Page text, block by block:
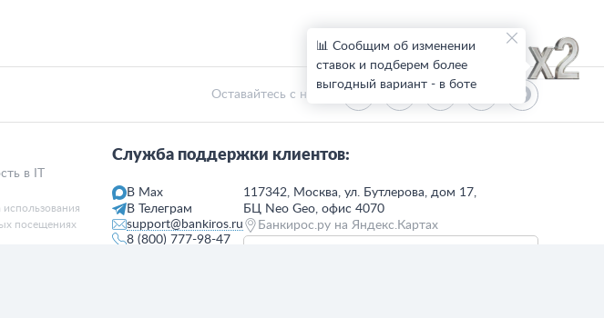
Оставайтесь с нами:
в IT
посещениях
Служба поддержки клиентов:
В Max
В Телеграм
support@bankiros.ru
8 (800) 777-98-47
117342, Москва, ул. Бутлерова, дом 17,
БЦ Neo Geo, офис 4070
Банкирос.ру на Яндекс.Картах
📊 Сообщим об изменении
ставок и подберем более
выгодный вариант - в боте